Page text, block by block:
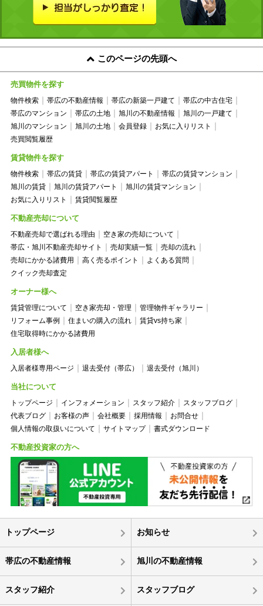
このページの先頭へ
売買物件を探す
物件検索 帯広の不動産情報 帯広の新築一戸建て
帯広の中古住宅
帯広のマンション
帯広の土地 旭川の不動産情報
旭川の一戸建て
旭川のマンション
旭川の土地 会員登録
お気に入りリスト
売買閲覧履歴
賃貸物件を探す
物件検索 帯広の賃貸 帯広の賃貸アパート
帯広の賃貸マンション
旭川の賃貸
旭川の賃貸アパート
旭川の賃貸マンション
お気に入りリスト
賃貸閲覧履歴
不動産売却について
不動産売却で選ばれる理由
空き家の売却について
帯広・旭川不動産売却サイト
売却実績一覧
売却の流れ
売却にかかる諸費用
高く売るポイント
よくある質問
クイック売却査定
オーナー様へ
賃貸管理について 空き家売却・管理
管理物件ギャラリー
リフォーム事例
住まいの購入の流れ
賃貸vs持ち家
住宅取得時にかかる諸費用
入居者様へ
入居者様専用ページ 退去受付（帯広） 退去受付（旭川）
当社について
トップページ インフォメーション スタッフ紹介
スタッフブログ
代表ブログ
お客様の声 会社概要 採用情報
お問合せ
個人情報の取扱いについて
サイトマップ 書式ダウンロード
不動産投資家の方へ
トップページ お知らせ
帯広の不動産情報 旭川の不動産情報
スタッフ紹介 スタッフブログ